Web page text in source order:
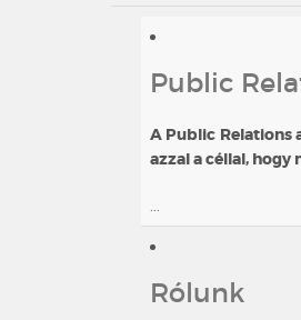
Public
A Public Relations
azzal a céllal,
Rólunk